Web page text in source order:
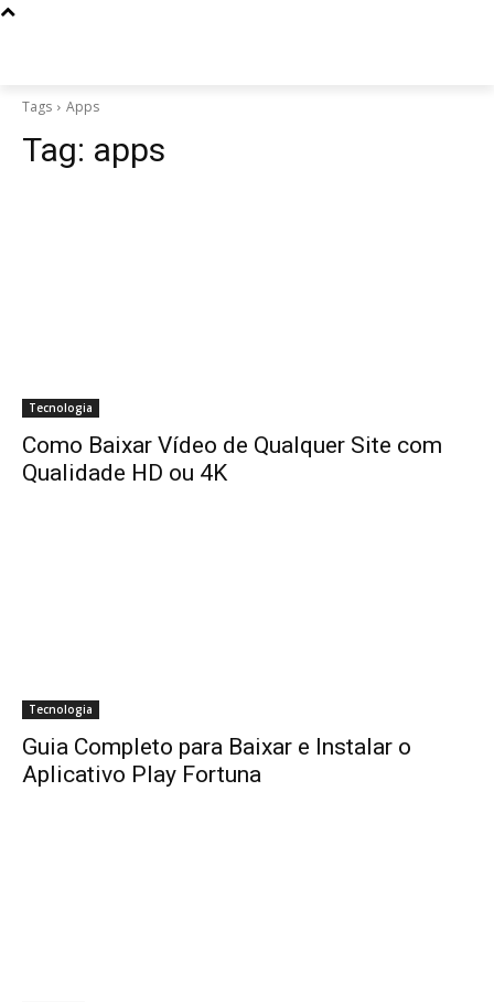
Tags Apps
Tag: apps
Tecnologia
Como Baixar Vídeo de Qualquer Site com
Qualidade HD ou 4K
Tecnologia
Guia Completo para Baixar e Instalar o
Aplicativo Play Fortuna